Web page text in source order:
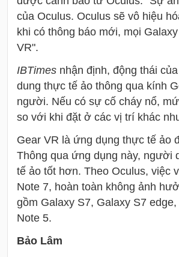
của Oculus. Oculus sẽ vô hiệu
khi có thông báo mới, mọi
VR".
IBTimes nhận định, động thái
dung thực tế ảo thông qua kính
người. Nếu có sự cố cháy nổ,
so với khi đặt ở các vị trí khác
Gear VR là ứng dụng thực tế ảo
Thông qua ứng dụng này, người
tế ảo tốt hơn. Theo Oculus, việc
Note 7, hoàn toàn không ảnh
gồm Galaxy S7, Galaxy S7
Note 5.
Bảo Lâm